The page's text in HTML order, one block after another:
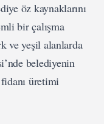
öz kaynaklarını
bir çalışma
ve yeşil alanlarda
belediyenin
üretimi